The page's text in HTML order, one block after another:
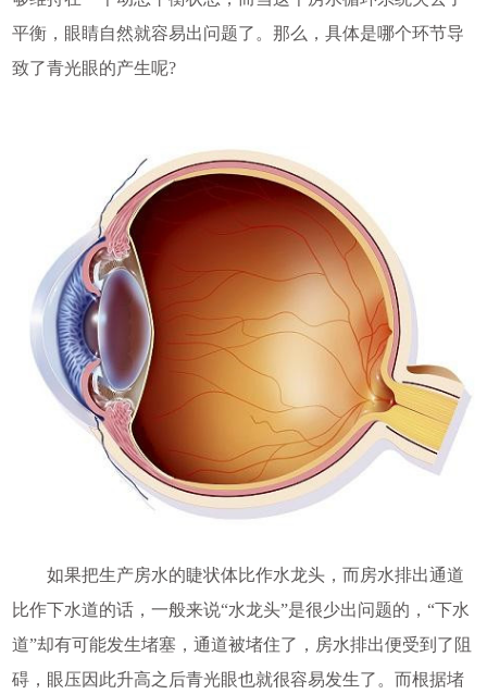
平衡，眼睛自然就容易出问题了。那么，具体是哪个环节导
致了青光眼的产生呢?
如果把生产房水的睫状体比作水龙头，而房水排出通道
比作下水道的话，一般来说“水龙头”是很少出问题的，“下水
道”却有可能发生堵塞，通道被堵住了，房水排出便受到了阻
碍，眼压因此升高之后青光眼也就很容易发生了。而根据堵